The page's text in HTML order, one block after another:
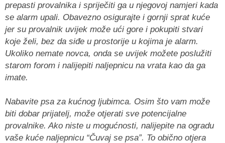
prepasti provalnika i spriječiti ga u njegovoj namjeri kada
se alarm upali. Obavezno osigurajte i gornji sprat kuće
jer su provalnik uvijek može ući gore i pokupiti stvari
koje želi, bez da siđe u prostorije u kojima je alarm.
Ukoliko nemate novca, onda se uvijek možete poslužiti
starom forom i nalijepiti naljepnicu na vrata kao da ga
imate.
Nabavite psa za kućnog ljubimca. Osim što vam može
biti dobar prijatelj, može otjerati sve potencijalne
provalnike. Ako niste u mogućnosti, nalijepite na ogradu
vaše kuće naljepnicu “Čuvaj se psa”. To obično otjera